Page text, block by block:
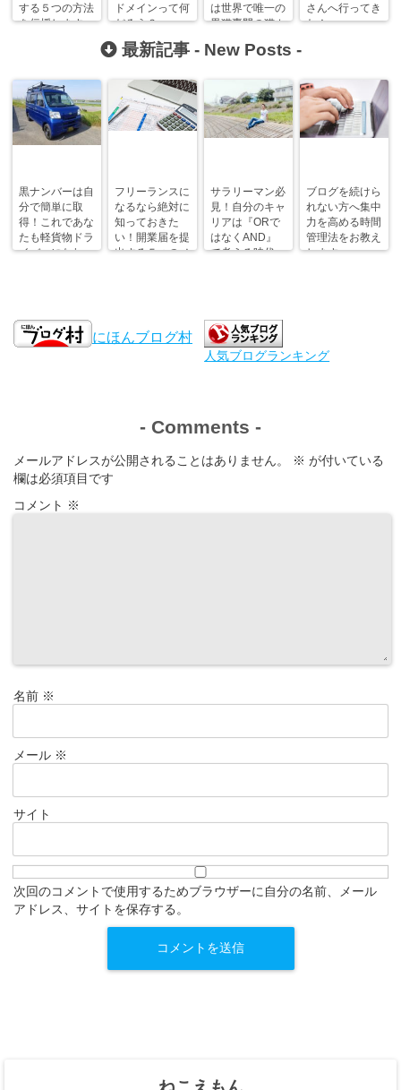
する５つの方法
を伝授します。
ドメインって何
だろう？
は世界で唯一の
黒猫専門の猫カ
さんへ行ってき
た！
最新記事 - New Posts -
黒ナンバーは自
分で簡単に取
得！これであな
たも軽貨物ドラ
イバーになれ
フリーランスに
なるなら絶対に
知っておきた
い！開業届を提
出する５つのメ
サラリーマン必
見！自分のキャ
リアは『ORで
はなくAND』
で考える時代。
ブログを続けら
れない方へ集中
力を高める時間
管理法をお教え
します。
にほんブログ村
人気ブログランキング
- Comments -
メールアドレスが公開されることはありません。 ※ が付いている
欄は必須項目です
コメント ※
名前 ※
メール ※
サイト
次回のコメントで使用するためブラウザーに自分の名前、メール
アドレス、サイトを保存する。